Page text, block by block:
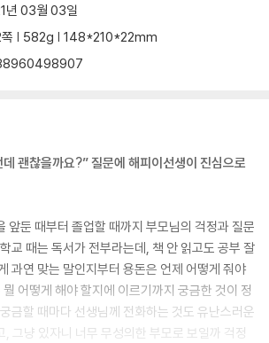
찮을까요?
것 같아요
있는데 한국에 들어갈 예정입니다
에 꼭 참석해야 하나요?
요령이 따로 있을까요?
무엇을 물어봐야 할까요?
무엇을 물어봐야 할까요?
공유하는 것이 좋을까요?
은 글만 있는데 그대로 믿어야 할까요?
에 대해 안 좋게 쓰셨는데 연락해야 할까요?
학교 일을 꼭 해야 하나요?
년 03월 03일
| 582g | 148*210*22mm
괜찮을까요?” 질문에 해피이선생이 진심으로
앞둔 때부터 졸업할 때까지 부모님의 걱정과 질문
교 때는 독서가 전부라는데, 책 안 읽고도 공부 잘
과연 맞는 말인지부터 용돈은 언제 어떻게 줘야
어떻게 해야 할지에 이르기까지 궁금한 것이 정
금할 때마다 선생님께 전화하는 것도 유난스러운
, 그냥 있자니 너무 무성의한 부모로 보일까 걱정